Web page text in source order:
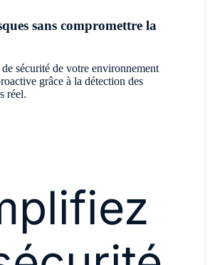
sans compromettre la
sécurité de votre environnement
grâce à la détection des
réel.